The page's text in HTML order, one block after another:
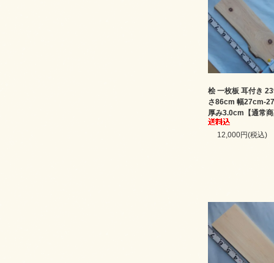
桧 一枚板 耳付き
さ86cm 幅27cm-
厚み3.0cm【通常
12,000円(税込)